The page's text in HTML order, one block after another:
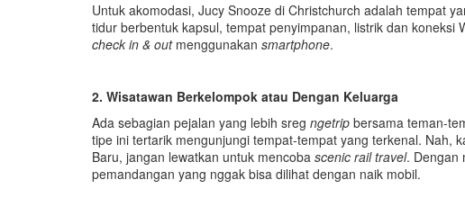
Untuk akomodasi, Jucy Snooze di Christchurch adalah tempat
tidur berbentuk kapsul, tempat penyimpanan, listrik dan koneksi
check in & outmenggunakan smartphone.
2. Wisatawan Berkelompok atau Dengan Keluarga
Ada sebagian pejalan yang lebih sreg ngetrip bersama teman-
tipe ini tertarik mengunjungi tempat-tempat yang terkenal. Nah,
Baru, jangan lewatkan untuk mencoba scenic rail travel. Dengan
pemandangan yang nggak bisa dilihat dengan naik mobil.